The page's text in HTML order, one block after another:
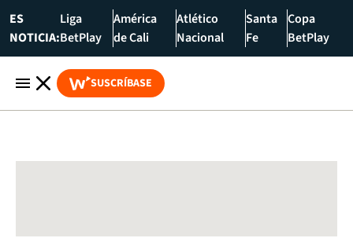
ES
NOTICIA:
Liga
BetPlay
América
de Cali
Atlético
Nacional
Santa
Fe
Copa
BetPlay
SUSCRÍBASE